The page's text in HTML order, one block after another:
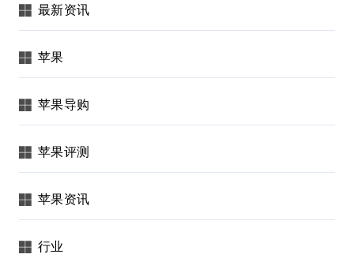
最新资讯
苹果
苹果导购
苹果评测
苹果资讯
行业